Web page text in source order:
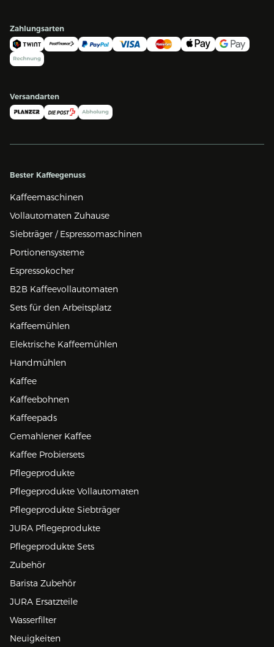
Zahlungsarten
Versandarten
Bester Kaffeegenuss
Kaffeemaschinen
Vollautomaten Zuhause
Siebträger / Espressomaschinen
Portionensysteme
Espressokocher
B2B Kaffeevollautomaten
Sets für den Arbeitsplatz
Kaffeemühlen
Elektrische Kaffeemühlen
Handmühlen
Kaffee
Kaffeebohnen
Kaffeepads
Gemahlener Kaffee
Kaffee Probiersets
Pflegeprodukte
Pflegeprodukte Vollautomaten
Pflegeprodukte Siebträger
JURA Pflegeprodukte
Pflegeprodukte Sets
Zubehör
Barista Zubehör
JURA Ersatzteile
Wasserfilter
Neuigkeiten